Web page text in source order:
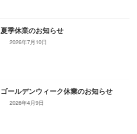
夏季休業のお知らせ
2026年7月10日
ゴールデンウィーク休業のお知らせ
2026年4月9日